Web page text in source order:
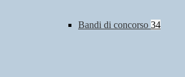
Bandi di concorso 34